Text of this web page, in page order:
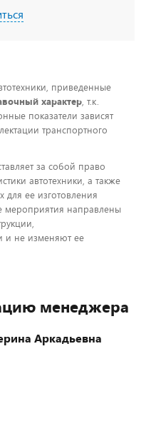
приведенные
характер, т.к.
показатели зависят
транспортного
за собой право
автотехники, а также
ее изготовления
мероприятия направлены
и не изменяют ее
менеджера
Аркадьевна